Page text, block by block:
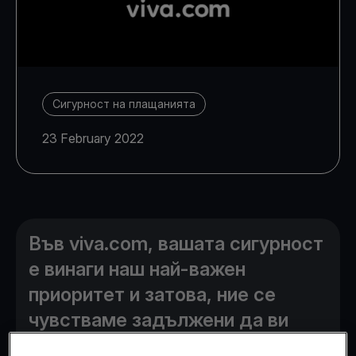
Сигурност на плащанията
23 February 2022
Във viva.com, вашата сигурност
е винаги наш най-важен
приоритет и затова, ние се
чувстваме задължени да ви